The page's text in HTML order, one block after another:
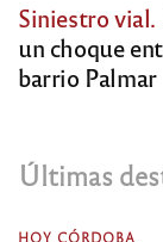
Siniestro vial.
un choque
barrio Palmar
Últimas
HOY CÓRDOBA